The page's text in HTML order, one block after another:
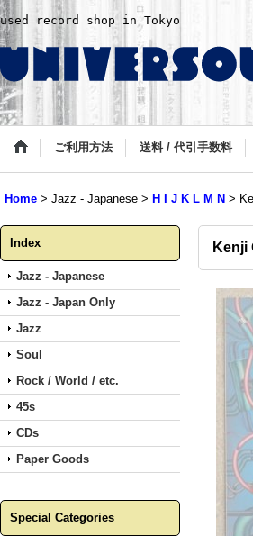
used record shop in Tokyo
ご利用方法 送料 / 代引手数料
Home > Jazz - Japanese > H I J K L M N >
Index
Jazz - Japanese
Jazz - Japan Only
Jazz
Soul
Rock / World / etc.
45s
CDs
Paper Goods
Special Categories
Kenji